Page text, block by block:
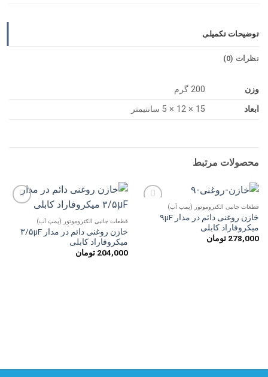
توضیحات تکمیلی
نظرات (0)
وزن
200 گرم
ابعاد
15 × 12 × 5 سانتیمتر
محصولات مرتبط
قطعات جانبی الکتروموتور (پمپ آب)
خازن روغنی دائم در مدار ۹µF
میکروفاراد کابلی
278,000 تومان
علاقه
مندی
قطعات جانبی الکتروموتور (پمپ آب)
خازن روغنی دائم در مدار ۳/۵µF
میکروفاراد کابلی
204,000 تومان